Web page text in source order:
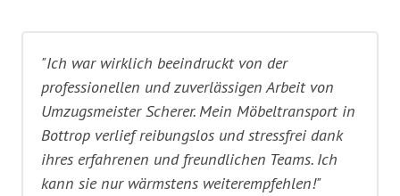
"Ich war wirklich beeindruckt von der
professionellen und zuverlässigen Arbeit von
Umzugsmeister Scherer. Mein Möbeltransport in
Bottrop verlief reibungslos und stressfrei dank
ihres erfahrenen und freundlichen Teams. Ich
kann sie nur wärmstens weiterempfehlen!"